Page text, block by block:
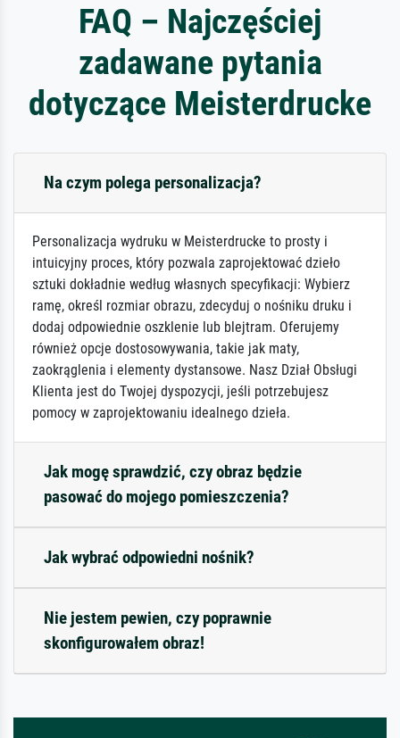
FAQ – Najczęściej
zadawane pytania
dotyczące Meisterdrucke
Na czym polega personalizacja?
Personalizacja wydruku w Meisterdrucke to prosty i
intuicyjny proces, który pozwala zaprojektować dzieło
sztuki dokładnie według własnych specyfikacji: Wybierz
ramę, określ rozmiar obrazu, zdecyduj o nośniku druku i
dodaj odpowiednie oszklenie lub blejtram. Oferujemy
również opcje dostosowywania, takie jak maty,
zaokrąglenia i elementy dystansowe. Nasz Dział Obsługi
Klienta jest do Twojej dyspozycji, jeśli potrzebujesz
pomocy w zaprojektowaniu idealnego dzieła.
Jak mogę sprawdzić, czy obraz będzie
pasować do mojego pomieszczenia?
Jak wybrać odpowiedni nośnik?
Nie jestem pewien, czy poprawnie
skonfigurowałem obraz!